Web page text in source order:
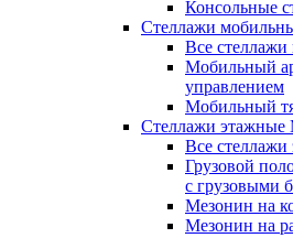
Консольные
Стеллажи
Все
Мобильный
управлением
Мобильный
Стеллажи этажные
Все
Грузовой
с грузовыми
Мезонин на
Мезонин на